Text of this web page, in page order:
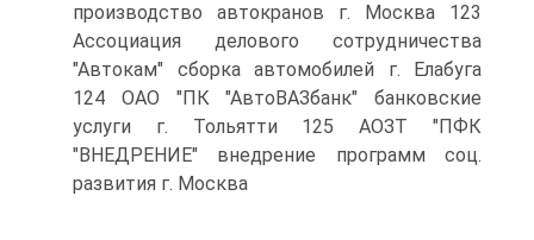
производство автокранов г. Москва 123
Ассоциация делового сотрудничества
"Автокам" сборка автомобилей г. Елабуга
124 ОАО "ПК "АвтоВАЗбанк" банковские
услуги г. Тольятти 125 АОЗТ "ПФК
"ВНЕДРЕНИЕ" внедрение программ соц.
развития г. Москва